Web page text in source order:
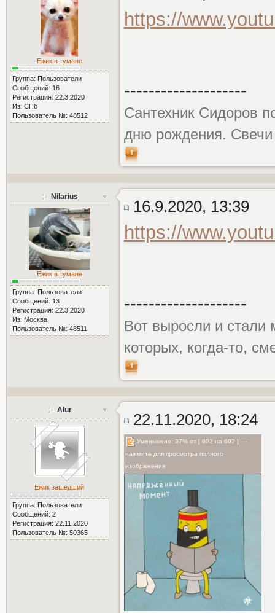
Ежик в тумане
Группа: Пользователи
Сообщений: 16
Регистрация: 22.3.2020
Из: СПб
Пользователь №: 48512
https://
--------------------
Сантехник Сидоров
дню рождения. Свечи
Nilarius
Ежик в тумане
Группа: Пользователи
Сообщений: 13
Регистрация: 22.3.2020
Из: Москва
Пользователь №: 48511
16.9.2020, 13:39
https://
--------------------
Вот выросли и стали
которых, когда-то,
Alur
Ежик зашедший
Группа: Пользователи
Сообщений: 2
Регистрация: 22.11.2020
Пользователь №: 50365
22.11.2020, 18:24
Уменьшено: 37% от [ 602 на 602 ] —
нажмите для просмотра полного
изображения